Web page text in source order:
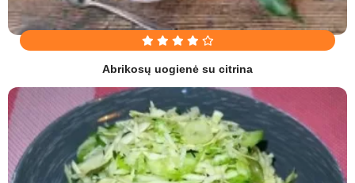
Abrikosų uogienė su citrina